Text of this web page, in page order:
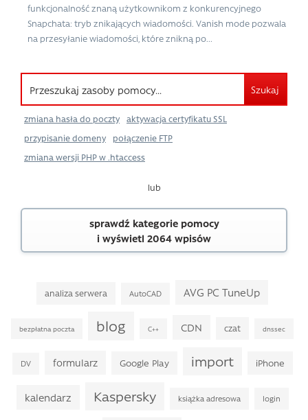
funkcjonalność znaną użytkownikom z konkurencyjnego
Snapchata: tryb znikających wiadomości. Vanish mode pozwala
na przesyłanie wiadomości, które znikną po...
Szukaj
zmiana hasła do poczty
aktywacja certyfikatu SSL
przypisanie domeny
połączenie FTP
zmiana wersji PHP w .htaccess
lub
sprawdź kategorie pomocy
i wyświetl 2064 wpisów
analiza serwera AutoCAD AVG PC TuneUp
bezpłatna poczta blog C++ CDN czat dnssec
DV formularz Google Play import iPhone
kalendarz Kaspersky książka adresowa login